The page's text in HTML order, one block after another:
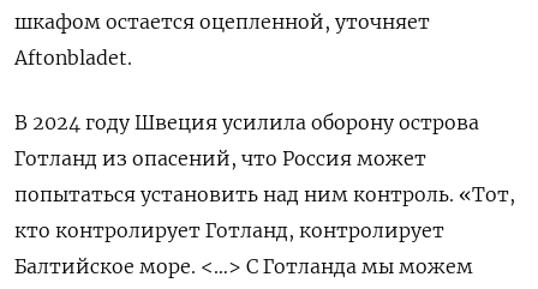
шкафом остается оцепленной, уточняет
Aftonbladet.
В 2024 году Швеция усилила оборону острова
Готланд из опасений, что Россия может
попытаться установить над ним контроль. «Тот,
кто контролирует Готланд, контролирует
Балтийское море. <…> С Готланда мы можем